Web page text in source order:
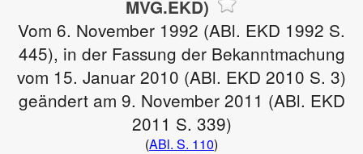
MVG.EKD)
Vom 6. November 1992 (ABl. EKD 1992 S.
445), in der Fassung der Bekanntmachung
vom 15. Januar 2010 (ABl. EKD 2010 S. 3)
geändert am 9. November 2011 (ABl. EKD
2011 S. 339)
(ABl. S. 110)